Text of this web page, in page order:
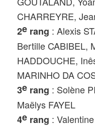
CHARREYRE,
2e rang : Alexis
Bertille CABIBEL,
HADDOUCHE,
MARINHO DA
3e rang : Solène
Maëlys FAYEL
4e rang :